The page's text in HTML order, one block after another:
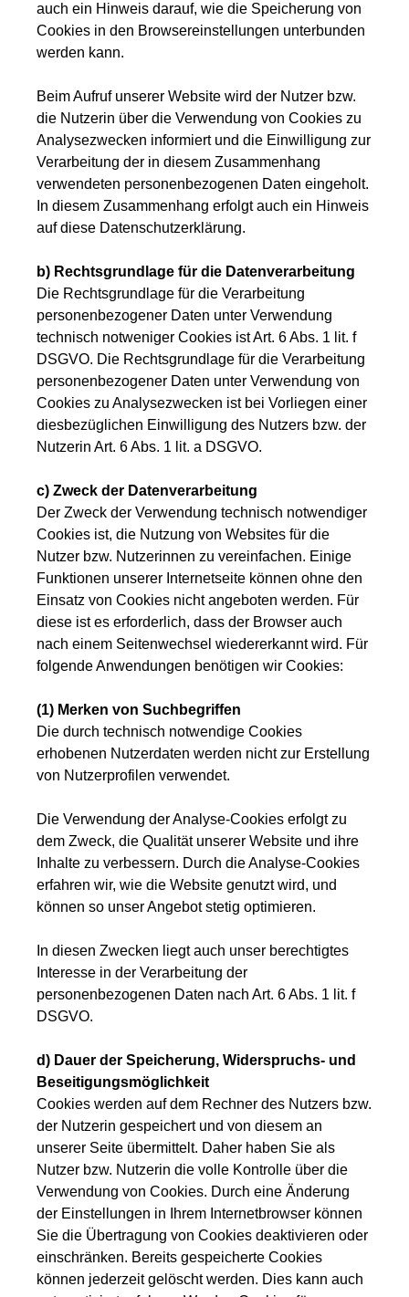
auch ein Hinweis darauf, wie die Speicherung von
Cookies in den Browsereinstellungen unterbunden
werden kann.
Beim Aufruf unserer Website wird der Nutzer bzw.
die Nutzerin über die Verwendung von Cookies zu
Analysezwecken informiert und die Einwilligung zur
Verarbeitung der in diesem Zusammenhang
verwendeten personenbezogenen Daten eingeholt.
In diesem Zusammenhang erfolgt auch ein Hinweis
auf diese Datenschutzerklärung.
b) Rechtsgrundlage für die Datenverarbeitung
Die Rechtsgrundlage für die Verarbeitung
personenbezogener Daten unter Verwendung
technisch notweniger Cookies ist Art. 6 Abs. 1 lit. f
DSGVO. Die Rechtsgrundlage für die Verarbeitung
personenbezogener Daten unter Verwendung von
Cookies zu Analysezwecken ist bei Vorliegen einer
diesbezüglichen Einwilligung des Nutzers bzw. der
Nutzerin Art. 6 Abs. 1 lit. a DSGVO.
c) Zweck der Datenverarbeitung
Der Zweck der Verwendung technisch notwendiger
Cookies ist, die Nutzung von Websites für die
Nutzer bzw. Nutzerinnen zu vereinfachen. Einige
Funktionen unserer Internetseite können ohne den
Einsatz von Cookies nicht angeboten werden. Für
diese ist es erforderlich, dass der Browser auch
nach einem Seitenwechsel wiedererkannt wird. Für
folgende Anwendungen benötigen wir Cookies:
(1) Merken von Suchbegriffen
Die durch technisch notwendige Cookies
erhobenen Nutzerdaten werden nicht zur Erstellung
von Nutzerprofilen verwendet.
Die Verwendung der Analyse-Cookies erfolgt zu
dem Zweck, die Qualität unserer Website und ihre
Inhalte zu verbessern. Durch die Analyse-Cookies
erfahren wir, wie die Website genutzt wird, und
können so unser Angebot stetig optimieren.
In diesen Zwecken liegt auch unser berechtigtes
Interesse in der Verarbeitung der
personenbezogenen Daten nach Art. 6 Abs. 1 lit. f
DSGVO.
d) Dauer der Speicherung, Widerspruchs- und
Beseitigungsmöglichkeit
Cookies werden auf dem Rechner des Nutzers bzw.
der Nutzerin gespeichert und von diesem an
unserer Seite übermittelt. Daher haben Sie als
Nutzer bzw. Nutzerin die volle Kontrolle über die
Verwendung von Cookies. Durch eine Änderung
der Einstellungen in Ihrem Internetbrowser können
Sie die Übertragung von Cookies deaktivieren oder
einschränken. Bereits gespeicherte Cookies
können jederzeit gelöscht werden. Dies kann auch